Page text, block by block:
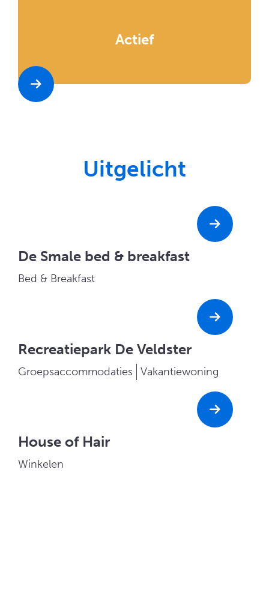
Actief
Uitgelicht
De Smale bed & breakfast
Bed & Breakfast
Recreatiepark De Veldster
Groepsaccommodaties Vakantiewoning
House of Hair
Winkelen